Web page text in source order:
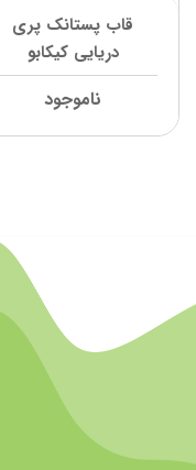
قاب پستانک پری
دریایی کیکابو
ناموجود